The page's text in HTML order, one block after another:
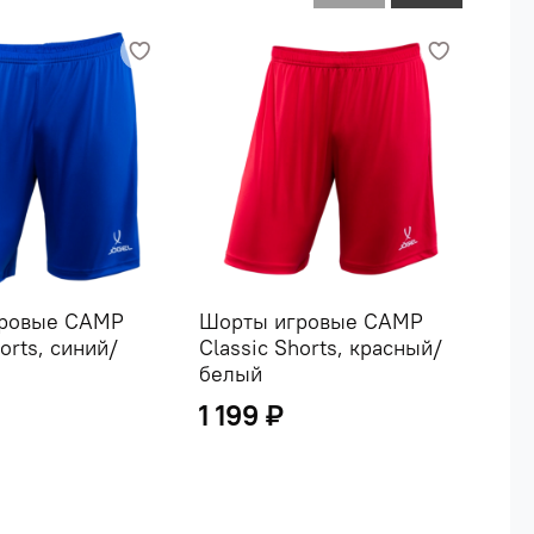
CAMP
синий/
Шорты игровые CAMP
Classic Shorts, красный/
белый
1 199 ₽